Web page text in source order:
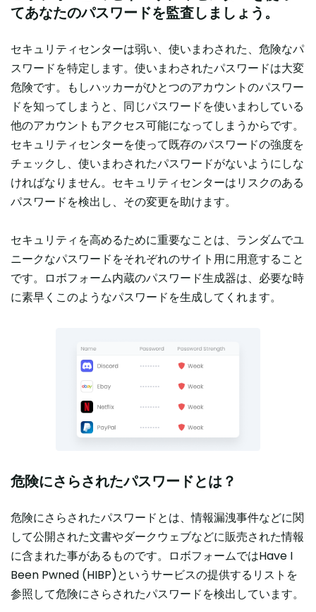
てあなたのパスワードを監査しましょう。
セキュリティセンターは弱い、使いまわされた、危険なパ
スワードを特定します。使いまわされたパスワードは大変
危険です。もしハッカーがひとつのアカウントのパスワー
ドを知ってしまうと、同じパスワードを使いまわしている
他のアカウントもアクセス可能になってしまうからです。
セキュリティセンターを使って既存のパスワードの強度を
チェックし、使いまわされたパスワードがないようにしな
ければなりません。セキュリティセンターはリスクのある
パスワードを検出し、その変更を助けます。
セキュリティを高めるために重要なことは、ランダムでユ
ニークなパスワードをそれぞれのサイト用に用意すること
です。ロボフォーム内蔵のパスワード生成器は、必要な時
に素早くこのようなパスワードを生成してくれます。
危険にさらされたパスワードとは？
危険にさらされたパスワードとは、情報漏洩事件などに関
して公開された文書やダークウェブなどに販売された情報
に含まれた事があるものです。ロボフォームではHave I
Been Pwned (HIBP)というサービスの提供するリストを
参照して危険にさらされたパスワードを検出しています。